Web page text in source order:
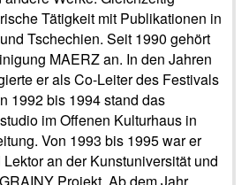
Tätigkeit mit Publikationen in
Tschechien. Seit 1990 gehört
MAERZ an. In den Jahren
er als Co-Leiter des Festivals
1992 bis 1994 stand das
im Offenen Kulturhaus in
Von 1993 bis 1995 war er
an der Kunstuniversität und